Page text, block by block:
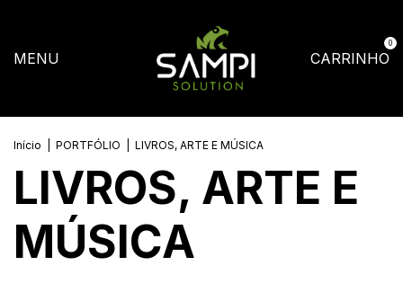
MENU CARRINHO
0
Início PORTFÓLIO LIVROS, ARTE E MÚSICA
LIVROS, ARTE E
MÚSICA